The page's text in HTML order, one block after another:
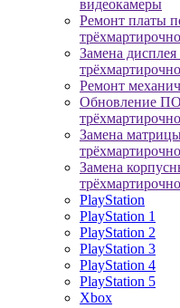
видеокамеры
Ремонт платы
Замена
Ремонт
Обновление
Замена
Замена
PlayStation
PlayStation 1
PlayStation 2
PlayStation 3
PlayStation 4
PlayStation 5
Xbox